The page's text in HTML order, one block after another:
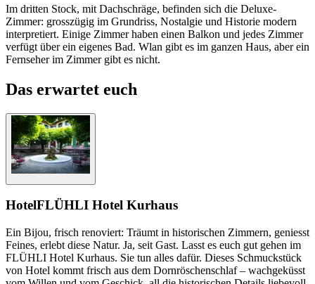
Im dritten Stock, mit Dachschräge, befinden sich die Deluxe-
Zimmer: grosszügig im Grundriss, Nostalgie und Historie modern
interpretiert. Einige Zimmer haben einen Balkon und jedes Zimmer
verfügt über ein eigenes Bad. Wlan gibt es im ganzen Haus, aber ein
Fernseher im Zimmer gibt es nicht.
Das erwartet euch
HotelFLÜHLI Hotel Kurhaus
Ein Bijou, frisch renoviert: Träumt in historischen Zimmern, geniesst
Feines, erlebt diese Natur. Ja, seit Gast. Lasst es euch gut gehen im
FLÜHLI Hotel Kurhaus. Sie tun alles dafür. Dieses Schmuckstück
von Hotel kommt frisch aus dem Dornröschenschlaf – wachgeküsst